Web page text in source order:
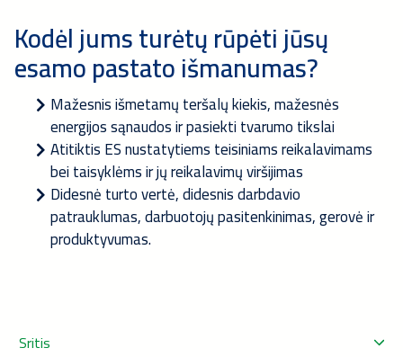
Kodėl jums turėtų rūpėti jūsų
esamo pastato išmanumas?
Mažesnis išmetamų teršalų kiekis, mažesnės
energijos sąnaudos ir pasiekti tvarumo tikslai
Atitiktis ES nustatytiems teisiniams reikalavimams
bei taisyklėms ir jų reikalavimų viršijimas
Didesnė turto vertė, didesnis darbdavio
patrauklumas, darbuotojų pasitenkinimas, gerovė ir
produktyvumas.
Sritis